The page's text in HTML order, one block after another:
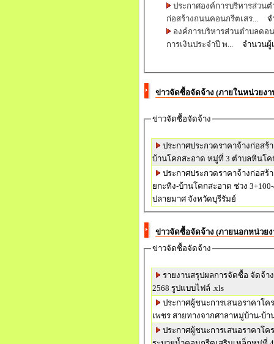
ประกาศองค์การบริหารส่วนต
ก่อสร้างถนนคอนกรีตเสร... จ
องค์การบริหารส่วนตำบลดอ
การเงินประจำปี พ ... จำนวนผู้
ข่าวจัดซื้อจัดจ้าง (ภายในหน่วยงา
ข่าวจัดซื้อจัดจ้าง
ประกาศประกวดราคาจ้างก่อส
บ้านโคกสะอาด
ประกาศประกวดราคาจ้างก่อส
ยกะทิง-บ้านโคกสะอาด ช่วง
ปลายมาศ จังหวัดบุรีรัมย์
ข่าวจัดซื้อจัดจ้าง (ภายนอกหน่วยง
ข่าวจัดซื้อจัดจ้าง
รายงานสรุปผลการจัดซื้อ จัดจ้
2568 รูปแบบไฟล์ .xls
ประกาศผู้ชนะการเสนอราคาโ
เพชร สายทางจากศาลาหมู่บ้าน-บ้
ประกาศผู้ชนะการเสนอราคาโค